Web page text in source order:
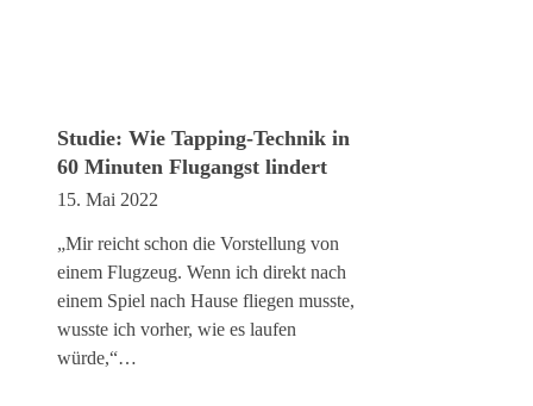
Studie: Wie Tapping-Technik in
60 Minuten Flugangst lindert
15. Mai 2022
„Mir reicht schon die Vor­stel­lung von
einem Flug­zeug. Wenn ich direkt nach
einem Spiel nach Hause fliegen musste,
wusste ich vorher, wie es laufen
würde,“…